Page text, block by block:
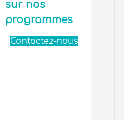
sur nos
programmes
Contactez-nous